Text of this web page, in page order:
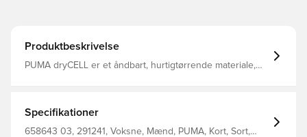
Produktbeskrivelse
PUMA dryCELL er et åndbart, hurtigtørrende materiale,
Specifikationer
658643 03, 291241, Voksne, Mænd, PUMA, Kort, Sort,